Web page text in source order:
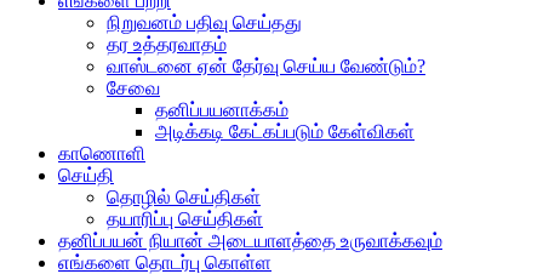
நிறுவனம் பதிவு செய்தது
தர உத்தரவாதம்
வாஸ்டனை ஏன் தேர்வு செய்ய வேண்டும்?
சேவை
தனிப்பயனாக்கம்
அடிக்கடி கேட்கப்படும் கேள்விகள்
காணொளி
செய்தி
தொழில் செய்திகள்
தயாரிப்பு செய்திகள்
தனிப்பயன் நியான் அடையாளத்தை உருவாக்கவும்
எங்களை தொடர்பு கொள்ள